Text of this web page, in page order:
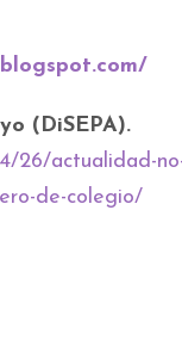
(DiSEPA).
actualidad-
de-colegio/